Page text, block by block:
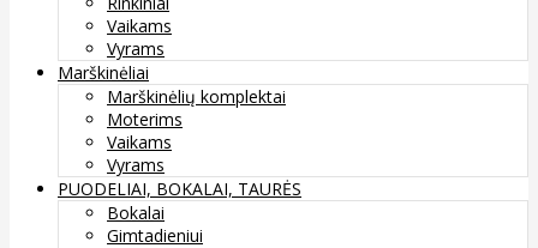
Vaikams
Vyrams
Marškinėliai
Marškinėlių komplektai
Moterims
Vaikams
Vyrams
PUODELIAI, BOKALAI, TAURĖS
Bokalai
Gimtadieniui